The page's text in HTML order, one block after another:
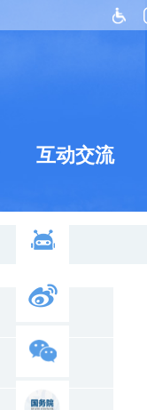
互动交流